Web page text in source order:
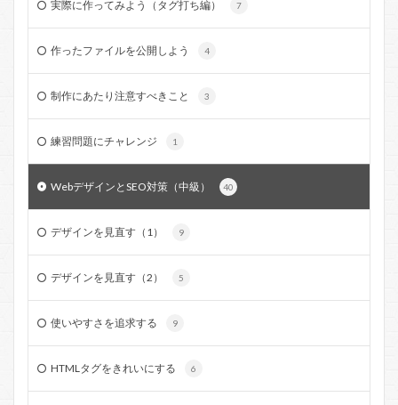
実際に作ってみよう（タグ打ち編） 7
作ったファイルを公開しよう 4
制作にあたり注意すべきこと 3
練習問題にチャレンジ 1
WebデザインとSEO対策（中級） 40
デザインを見直す（1） 9
デザインを見直す（2） 5
使いやすさを追求する 9
HTMLタグをきれいにする 6